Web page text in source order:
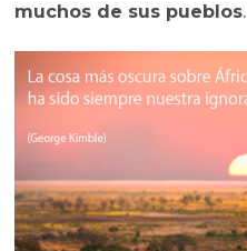
muchos de sus pueblos.